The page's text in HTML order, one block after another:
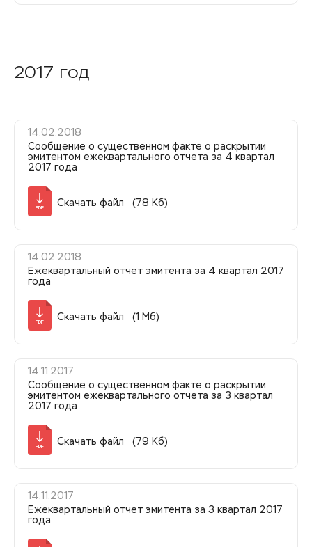
2017 год
14.02.2018
Сообщение о существенном факте о раскрытии
эмитентом ежеквартального отчета за 4 квартал
2017 года
PDF
Скачать файл (78 Кб)
14.02.2018
Ежеквартальный отчет эмитента за 4 квартал 2017
года
PDF
Скачать файл (1 Мб)
14.11.2017
Сообщение о существенном факте о раскрытии
эмитентом ежеквартального отчета за 3 квартал
2017 года
PDF
Скачать файл (79 Кб)
14.11.2017
Ежеквартальный отчет эмитента за 3 квартал 2017
года